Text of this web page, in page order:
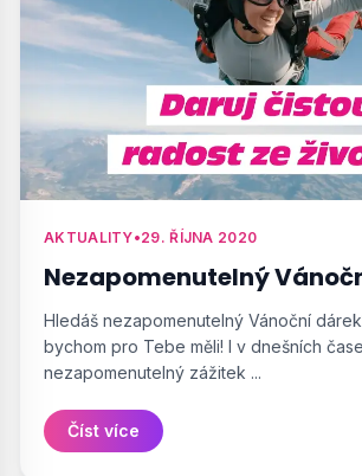
AKTUALITY•29. ŘÍJNA 2020
Nezapomenutelný
Hledáš nezapomenutelný Vánoční
bychom pro Tebe měli! I v dnešních
nezapomenutelný zážitek ...
Číst více